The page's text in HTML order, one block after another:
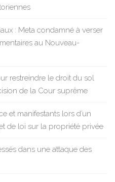
: Meta condamné à verser
au Nouveau-
restreindre le droit du sol
de la Cour suprême
et manifestants lors d’un
de loi sur la propriété privée
dans une attaque des